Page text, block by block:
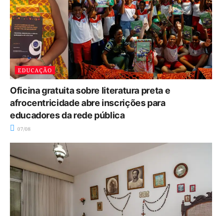
EDUCAÇÃO
Oficina gratuita sobre literatura preta e
afrocentricidade abre inscrições para
educadores da rede pública
07/08